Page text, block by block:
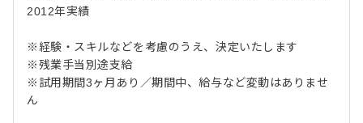
2012年実績
※経験・スキルなどを考慮のうえ、決定いたします
※残業手当別途支給
※試用期間3ヶ月あり／期間中、給与など変動はありませ
ん